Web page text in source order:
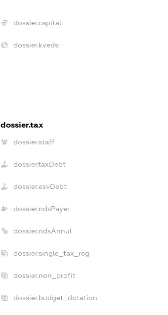
dossier.capital:
dossier.kveds:
dossier.tax
dossier.staff
dossier.taxDebt
dossier.esvDebt
dossier.ndsPayer
dossier.ndsAnnul
dossier.single_tax_reg
dossier.non_profit
dossier.budget_dotation